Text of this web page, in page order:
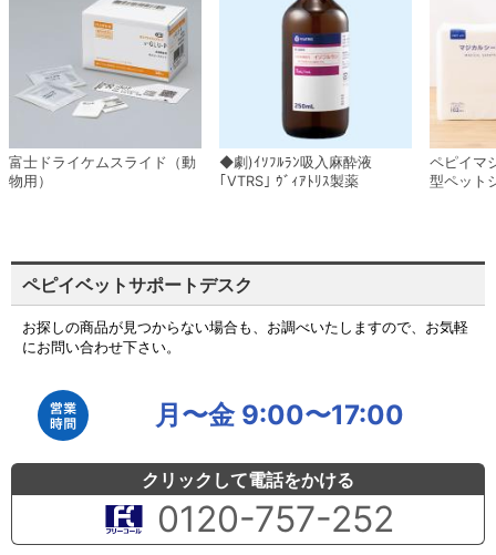
富士ドライケムスライド（動
物用）
◆劇)ｲｿﾌﾙﾗﾝ吸入麻酔液
｢VTRS｣ ｳﾞｨｱﾄﾘｽ製薬
ペピイマ
型ペット
ペピイベットサポートデスク
お探しの商品が見つからない場合も、お調べいたしますので、お気軽
にお問い合わせ下さい。
月〜金 9:00〜17:00
クリックして電話をかける
0120-757-252